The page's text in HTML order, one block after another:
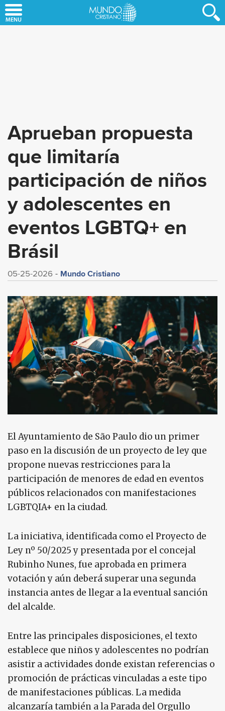
to
Aprueban propuesta
que limitaría
participación de niños
y adolescentes en
eventos LGBTQ+ en
Brásil
05-25-2026 Mundo Cristiano
El Ayuntamiento de São Paulo dio un primer
paso en la discusión de un proyecto de ley que
propone nuevas restricciones para la
participación de menores de edad en eventos
públicos relacionados con manifestaciones
LGBTQIA+ en la ciudad.
La iniciativa, identificada como el Proyecto de
Ley nº 50/2025 y presentada por el concejal
Rubinho Nunes, fue aprobada en primera
votación y aún deberá superar una segunda
instancia antes de llegar a la eventual sanción
del alcalde.
Entre las principales disposiciones, el texto
establece que niños y adolescentes no podrían
asistir a actividades donde existan referencias o
promoción de prácticas vinculadas a este tipo
de manifestaciones públicas. La medida
alcanzaría también a la Parada del Orgullo